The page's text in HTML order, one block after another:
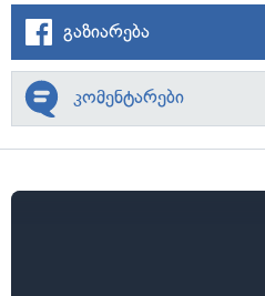
გაზიარება
კომენტარები